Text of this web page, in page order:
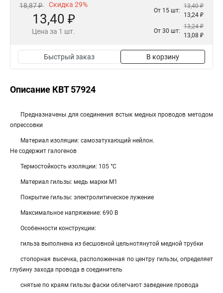
18,87 ₽ Скидка 29%
13,40 ₽
Цена за 1 шт.
От 15 шт:
13,40 ₽
13,24 ₽
От 30 шт:
13,24 ₽
13,08 ₽
Быстрый заказ В корзину
Описание КВТ 57924
Предназначены для соединения встык медных проводов методом
опрессовки
Материал изоляции: самозатухающий нейлон.
Не содержит галогенов
Термостойкость изоляции: 105 °C
Материал гильзы: медь марки М1
Покрытие гильзы: электролитическое лужение
Максимальное напряжение: 690 В
Особенности конструкции:
гильза выполнена из бесшовной цельнотянутой медной трубки
стопорная высечка, расположенная по центру гильзы, определяет
глубину захода провода в соединитель
снятые по краям гильзы фаски облегчают заведение провода